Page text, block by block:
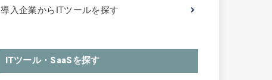
導入企業からITツールを探す
ITツール・SaaSを探す